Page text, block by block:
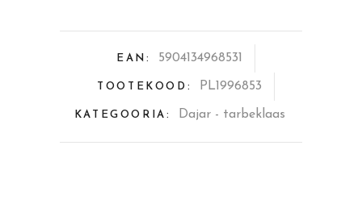
EAN: 5904134968531
TOOTEKOOD: PL1996853
KATEGOORIA: Dajar - tarbeklaas